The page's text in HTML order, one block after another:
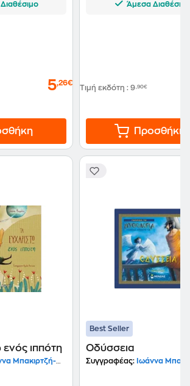
5,26€
Άμεσα Διαθέσιμο
Τιμή εκδότη : 9,90€
Προσθήκη
ιππότη
Μπακιρτζή-Μπαμπέτα
Best Seller
Οδύσσεια
Συγγραφέας: Ιωάννα Μπακιρτζή-